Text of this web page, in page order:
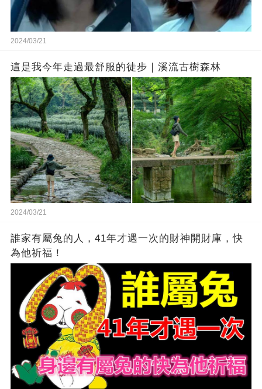
2024/03/21
這是我今年走過最舒服的徒步｜溪流古樹森林
2024/03/21
誰家有屬兔的人，41年才遇一次的財神開財庫，快
為他祈福！